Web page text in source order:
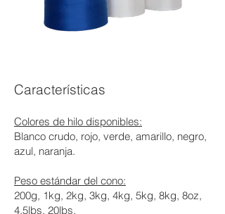
Características
Colores de hilo disponibles:
Blanco crudo, rojo, verde, amarillo, negro,
azul, naranja.
Peso estándar del cono:
200g, 1kg, 2kg, 3kg, 4kg, 5kg, 8kg, 8oz,
4.5lbs, 20lbs.